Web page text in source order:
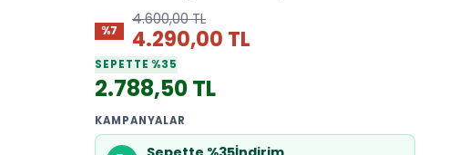
%7 4.290,00 TL
4.600,00 TL
SEPETTE %35
2.788,50 TL
KAMPANYALAR